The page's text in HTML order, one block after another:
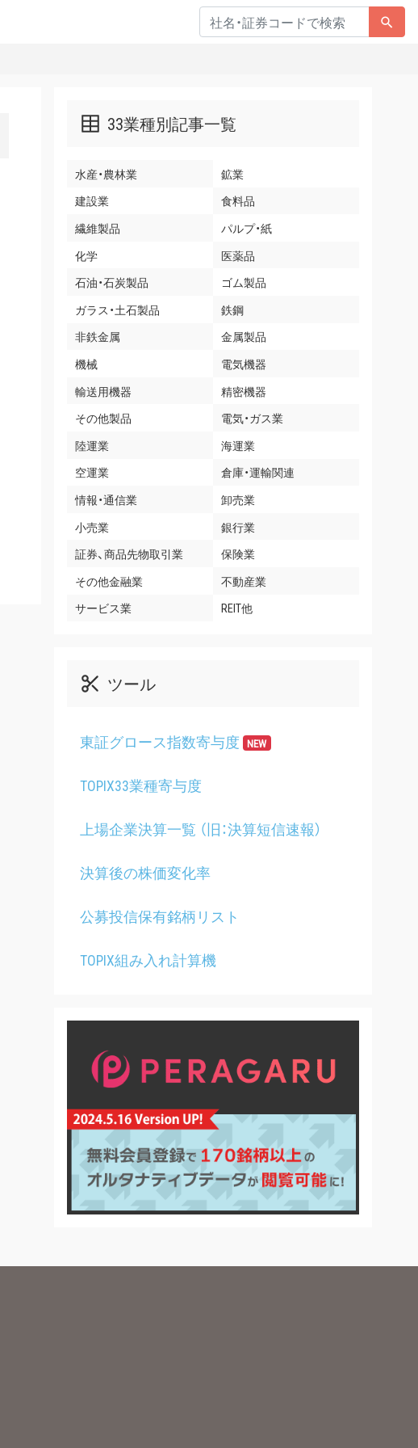
33業種別記事一覧
水産・農林業
鉱業
建設業
食料品
繊維製品
パルプ・紙
化学
医薬品
石油・石炭製品
ゴム製品
ガラス・土石製品
鉄鋼
非鉄金属
金属製品
機械
電気機器
輸送用機器
精密機器
その他製品
電気・ガス業
陸運業
海運業
空運業
倉庫・運輸関連
情報・通信業
卸売業
小売業
銀行業
証券、商品先物取引業
保険業
その他金融業
不動産業
サービス業
REIT他
ツール
東証グロース指数寄与度 NEW
TOPIX33業種寄与度
上場企業決算一覧 （旧：決算短信速報）
決算後の株価変化率
公募投信保有銘柄リスト
TOPIX組み入れ計算機